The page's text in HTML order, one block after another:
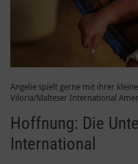
Angelie spielt gerne mit ihrer
Viloria/Malteser International
Hoffnung: Die
International